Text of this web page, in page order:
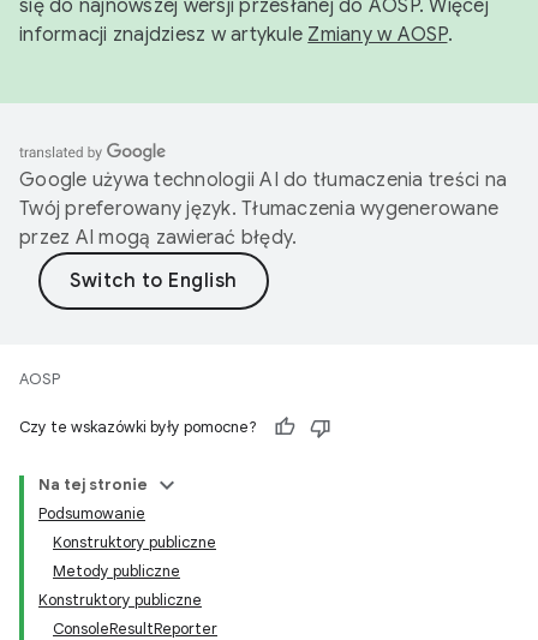
się do najnowszej wersji przesłanej do AOSP. Więcej
informacji znajdziesz w artykule Zmiany w AOSP.
Google używa technologii AI do tłumaczenia treści na
Twój preferowany język. Tłumaczenia wygenerowane
przez AI mogą zawierać błędy.
AOSP
Czy te wskazówki były pomocne?
Na tej stronie
Podsumowanie
Konstruktory publiczne
Metody publiczne
Konstruktory publiczne
ConsoleResultReporter